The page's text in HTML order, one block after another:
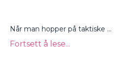
Når man hopper på taktiske ...
Fortsett å lese...